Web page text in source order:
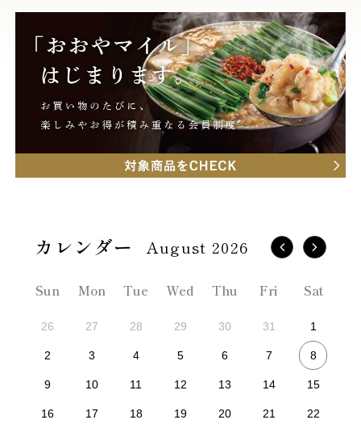
August 2026
Sun Mon Tue Wed Thu Fri Sat
26 27 28 29 30 31 1
2 3 4 5 6 7 8
9 10 11 12 13 14 15
16 17 18 19 20 21 22